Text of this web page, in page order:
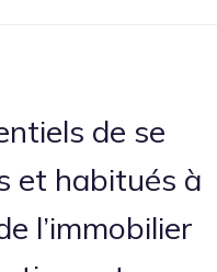
de se
et habitués à
l’immobilier